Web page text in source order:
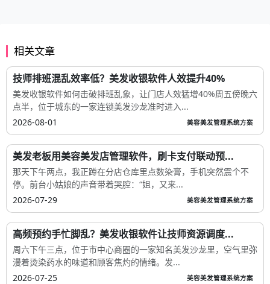
相关文章
技师排班混乱效率低？美发收银软件人效提升40%
美发收银软件如何击破排班乱象，让门店人效猛增40%周五傍晚六
点半，位于城东的一家连锁美发沙龙准时进入...
2026-08-01
美容美发管理系统方案
美发老板用美容美发店管理软件，刷卡支付联动预...
那天下午两点，我正蹲在分店仓库里点数染膏，手机突然震个不
停。前台小姑娘的声音带着哭腔：“姐，又来...
2026-07-29
美容美发管理系统方案
高频预约手忙脚乱？美发收银软件让技师资源调度...
周六下午三点，位于市中心商圈的一家知名美发沙龙里，空气里弥
漫着烫染药水的味道和顾客焦灼的情绪。发...
2026-07-25
美容美发管理系统方案